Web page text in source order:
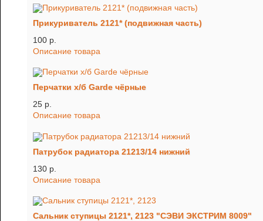
Прикуриватель 2121* (подвижная часть)
100 p.
Описание товара
Перчатки х/б Garde чёрные
25 p.
Описание товара
Патрубок радиатора 21213/14 нижний
130 p.
Описание товара
Сальник ступицы 2121*, 2123 "СЭВИ ЭКСТРИМ 8009"